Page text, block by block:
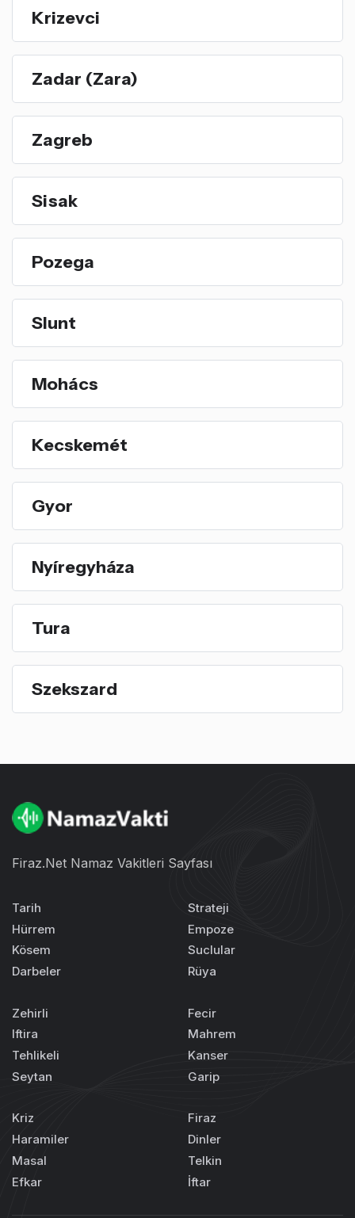
Krizevci
Zadar (Zara)
Zagreb
Sisak
Pozega
Slunt
Mohács
Kecskemét
Gyor
Nyíregyháza
Tura
Szekszard
Firaz.Net Namaz Vakitleri Sayfası
Tarih
Hürrem
Kösem
Darbeler
Strateji
Empoze
Suclular
Rüya
Zehirli
Iftira
Tehlikeli
Seytan
Fecir
Mahrem
Kanser
Garip
Kriz
Haramiler
Masal
Efkar
Firaz
Dinler
Telkin
İftar